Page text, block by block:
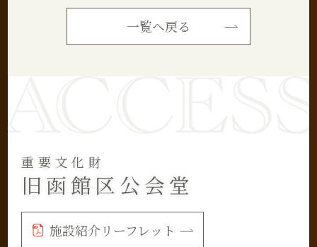
一覧へ戻る
重要文化財
旧函館区公会堂
施設紹介リーフレット